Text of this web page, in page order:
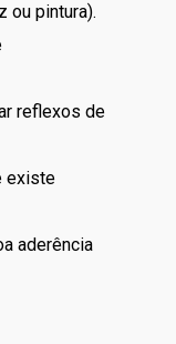
ou pintura).
reflexos de
existe
aderência